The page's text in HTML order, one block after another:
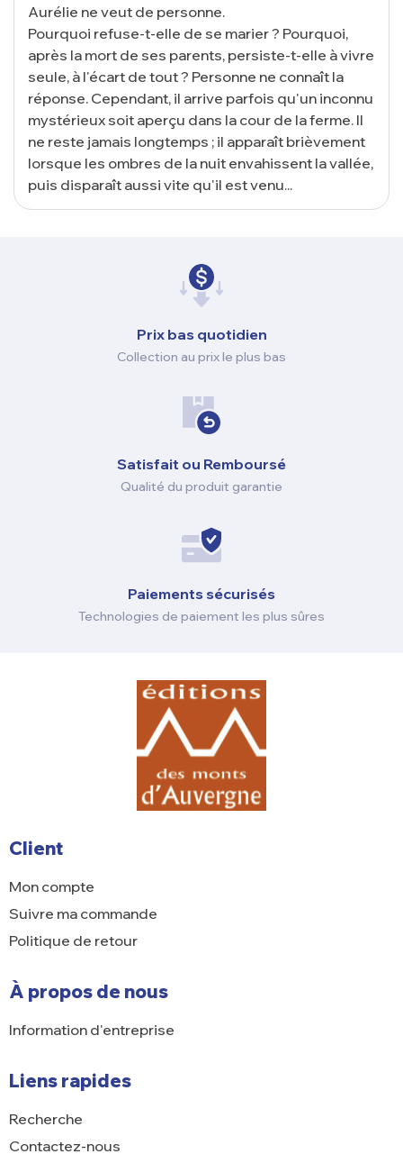
Aurélie ne veut de personne.
Pourquoi refuse-t-elle de se marier ? Pourquoi,
après la mort de ses parents, persiste-t-elle à vivre
seule, à l'écart de tout ? Personne ne connaît la
réponse. Cependant, il arrive parfois qu'un inconnu
mystérieux soit aperçu dans la cour de la ferme. Il
ne reste jamais longtemps ; il apparaît brièvement
lorsque les ombres de la nuit envahissent la vallée,
puis disparaît aussi vite qu'il est venu...
Prix ​​bas quotidien
Collection au prix le plus bas
Satisfait ou Remboursé
Qualité du produit garantie
Paiements sécurisés
Technologies de paiement les plus sûres
Client
Mon compte
Suivre ma commande
Politique de retour
À propos de nous
Information d'entreprise
Liens rapides
Recherche
Contactez-nous